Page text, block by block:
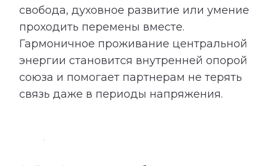
свобода, духовное развитие или умение
проходить перемены вместе.
Гармоничное проживание центральной
энергии становится внутренней опорой
союза и помогает партнерам не терять
связь даже в периоды напряжения.